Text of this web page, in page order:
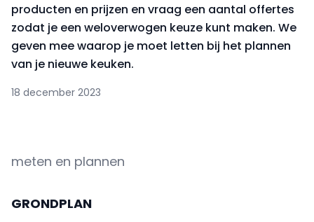
producten en prijzen en vraag een aantal offertes
zodat je een weloverwogen keuze kunt maken. We
geven mee waarop je moet letten bij het plannen
van je nieuwe keuken.
18 december 2023
meten en plannen
GRONDPLAN